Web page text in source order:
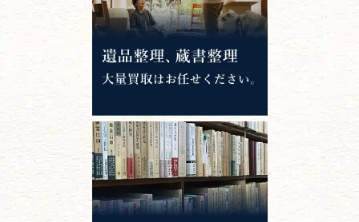
錦絵・浮世絵・版画・刷り物
専門書・ 学術書
哲学書・思想書
心理学・倫理学
仏教書
神道・神社仏閣